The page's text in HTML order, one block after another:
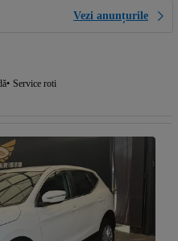
Vezi anunțurile
Service roti